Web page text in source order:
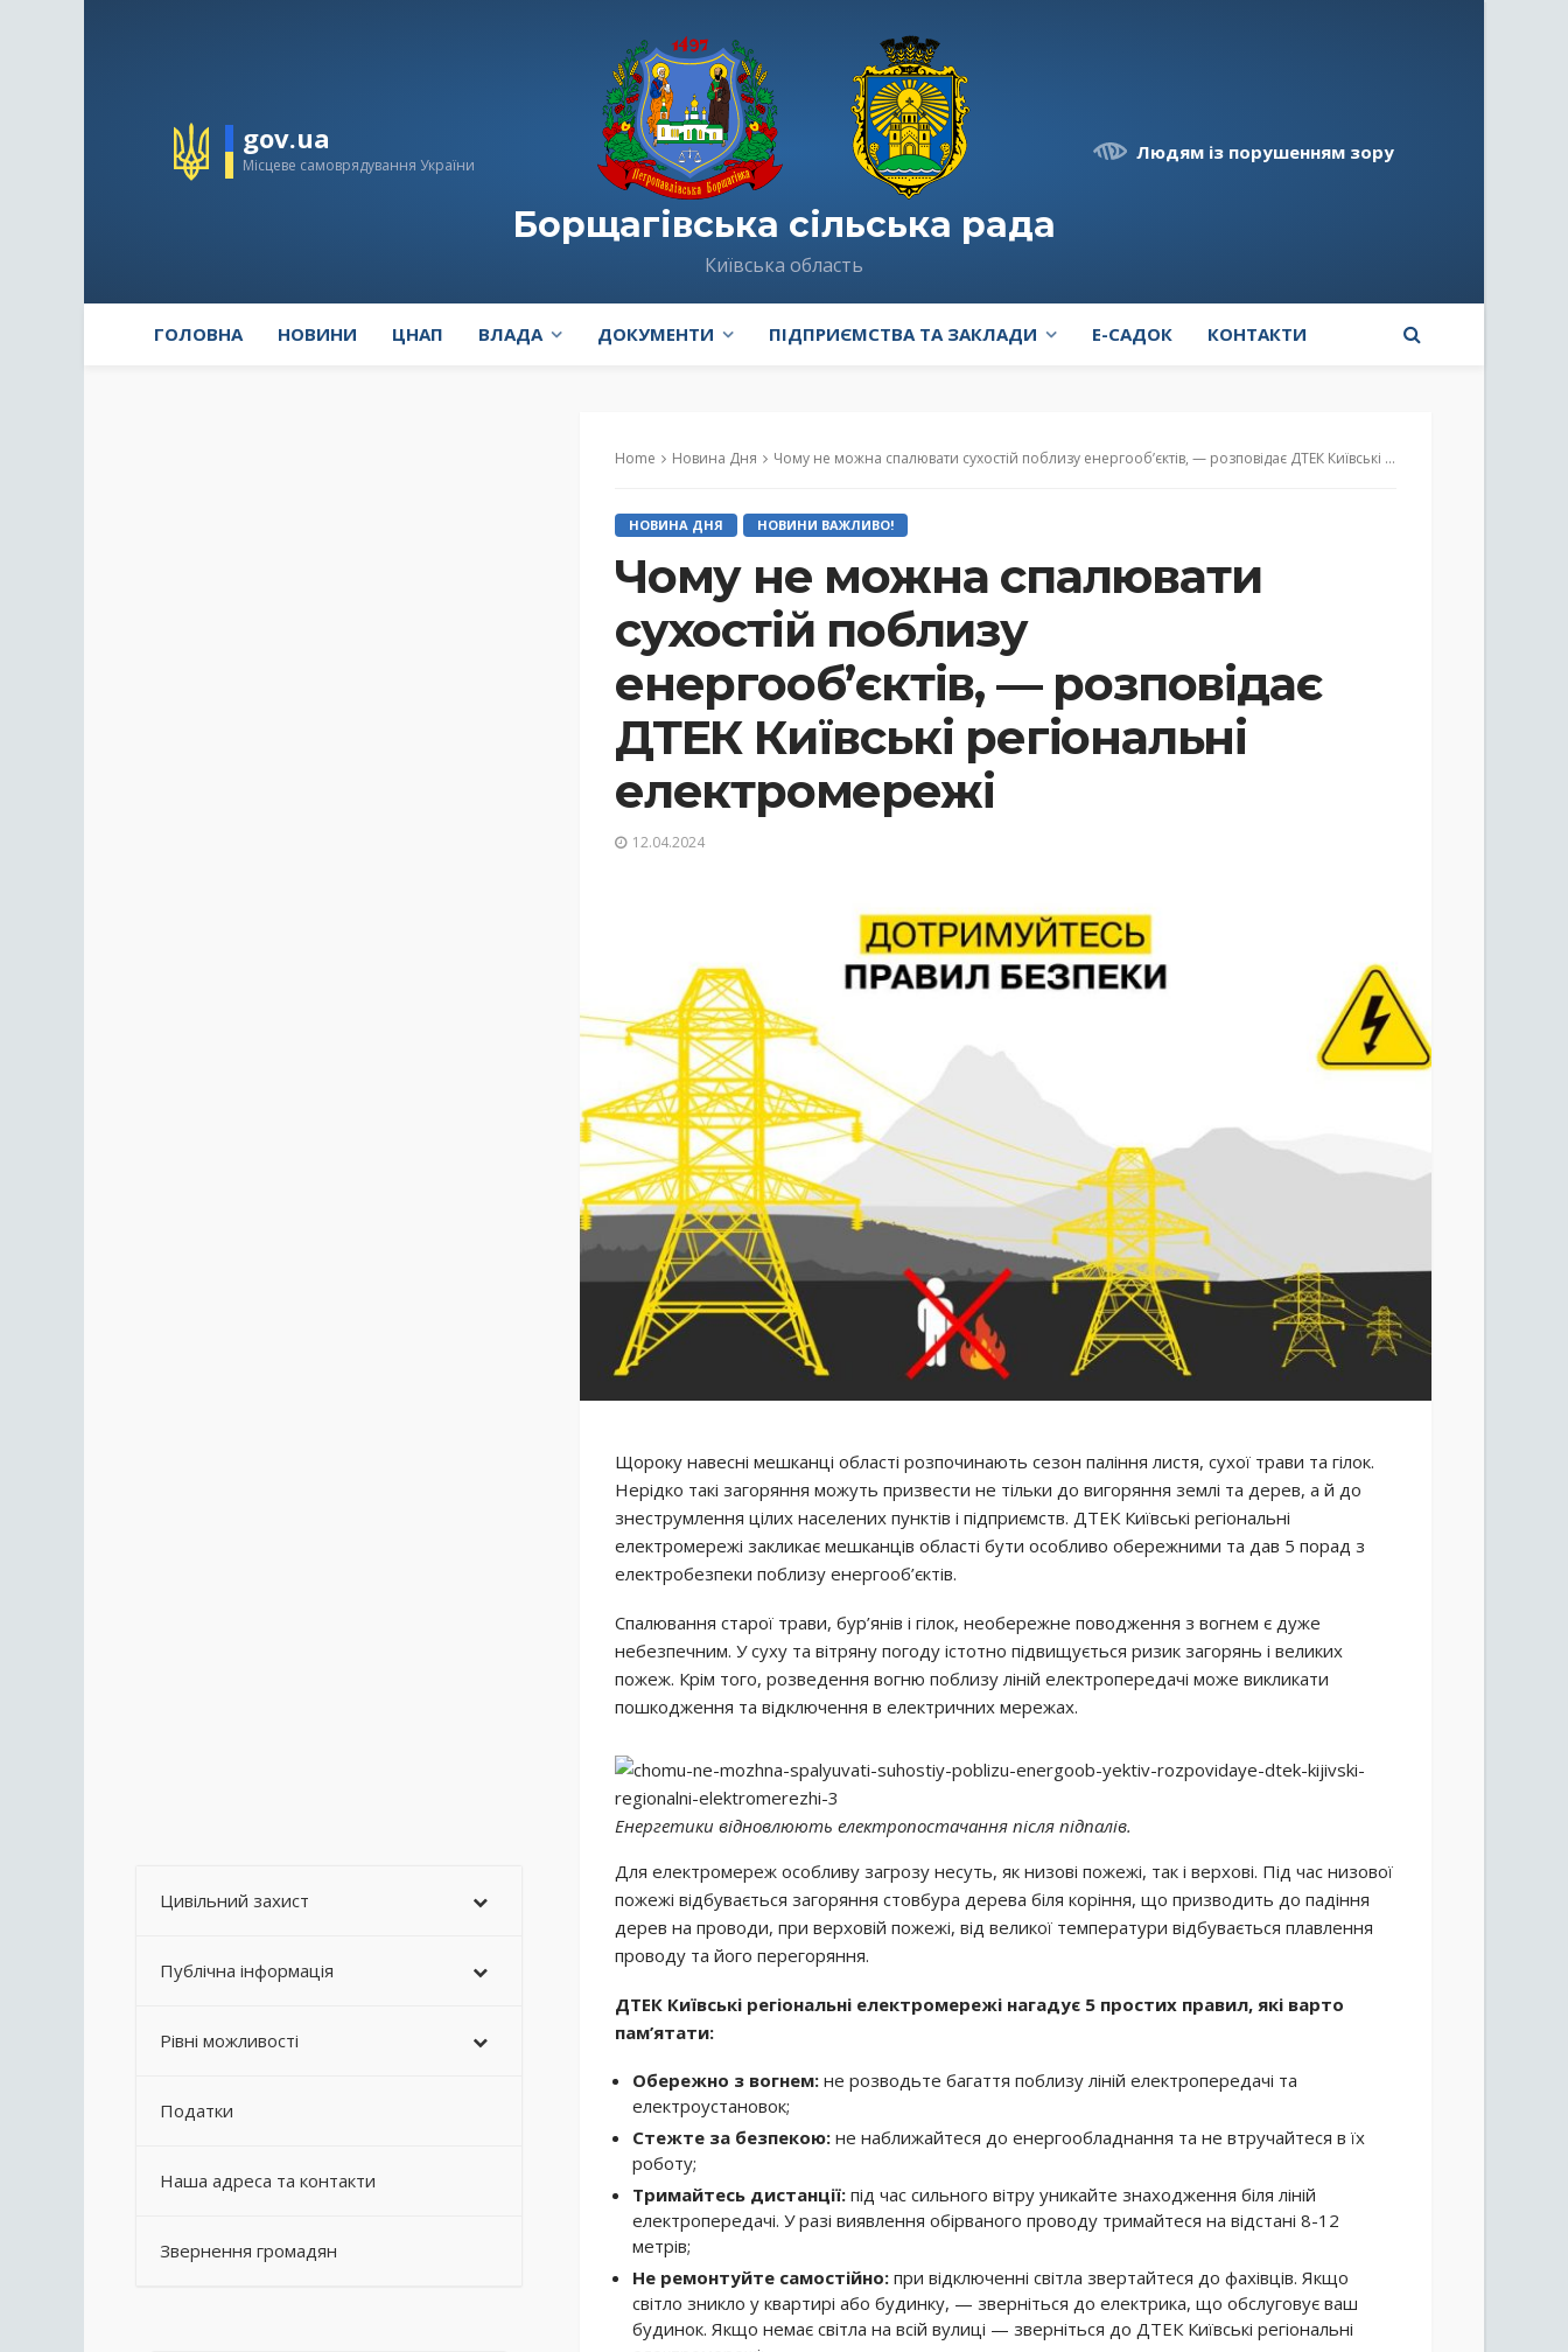
gov.ua
Місцеве самоврядування України
Борщагівська сільська рада
Київська область
Людям із порушенням зору
ГОЛОВНА НОВИНИ ЦНАП ВЛАДА ДОКУМЕНТИ ПІДПРИЄМСТВА ТА ЗАКЛАДИ E-САДОК КОНТАКТИ
Home Новина Дня Чому не можна спалювати сухостій поблизу енергооб’єктів, — розповідає ДТЕК Київські регіональні електромережі
НОВИНА ДНЯ НОВИНИ ВАЖЛИВО!
Чому не можна спалювати
сухостій поблизу
енергооб’єктів, — розповідає
ДТЕК Київські регіональні
електромережі
12.04.2024
Щороку навесні мешканці області розпочинають сезон паління листя, сухої трави та гілок.
Нерідко такі загоряння можуть призвести не тільки до вигоряння землі та дерев, а й до
знеструмлення цілих населених пунктів і підприємств. ДТЕК Київські регіональні
електромережі закликає мешканців області бути особливо обережними та дав 5 порад з
електробезпеки поблизу енергооб’єктів.
Спалювання старої трави, бур’янів і гілок, необережне поводження з вогнем є дуже
небезпечним. У суху та вітряну погоду істотно підвищується ризик загорянь і великих
пожеж. Крім того, розведення вогню поблизу ліній електропередачі може викликати
пошкодження та відключення в електричних мережах.
Енергетики відновлюють електропостачання після підпалів.
Для електромереж особливу загрозу несуть, як низові пожежі, так і верхові. Під час низової
пожежі відбувається загоряння стовбура дерева біля коріння, що призводить до падіння
дерев на проводи, при верховій пожежі, від великої температури відбувається плавлення
проводу та його перегоряння.
ДТЕК Київські регіональні електромережі нагадує 5 простих правил, які варто
пам’ятати:
Обережно з вогнем: не розводьте багаття поблизу ліній електропередачі та
електроустановок;
Стежте за безпекою: не наближайтеся до енергообладнання та не втручайтеся в їх
роботу;
Тримайтесь дистанції: під час сильного вітру уникайте знаходження біля ліній
електропередачі. У разі виявлення обірваного проводу тримайтеся на відстані 8-12
метрів;
Не ремонтуйте самостійно: при відключенні світла звертайтеся до фахівців. Якщо
світло зникло у квартирі або будинку, — зверніться до електрика, що обслуговує ваш
будинок. Якщо немає світла на всій вулиці — зверніться до ДТЕК Київські регіональні
Цивільний захист
Публічна інформація
Рівні можливості
Податки
Наша адреса та контакти
Звернення громадян